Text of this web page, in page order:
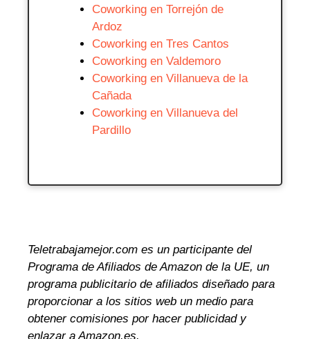
Coworking en Torrejón de
Ardoz
Coworking en Tres Cantos
Coworking en Valdemoro
Coworking en Villanueva de la
Cañada
Coworking en Villanueva del
Pardillo
Teletrabajamejor.com es un participante del
Programa de Afiliados de Amazon de la UE, un
programa publicitario de afiliados diseñado para
proporcionar a los sitios web un medio para
obtener comisiones por hacer publicidad y
enlazar a Amazon.es.